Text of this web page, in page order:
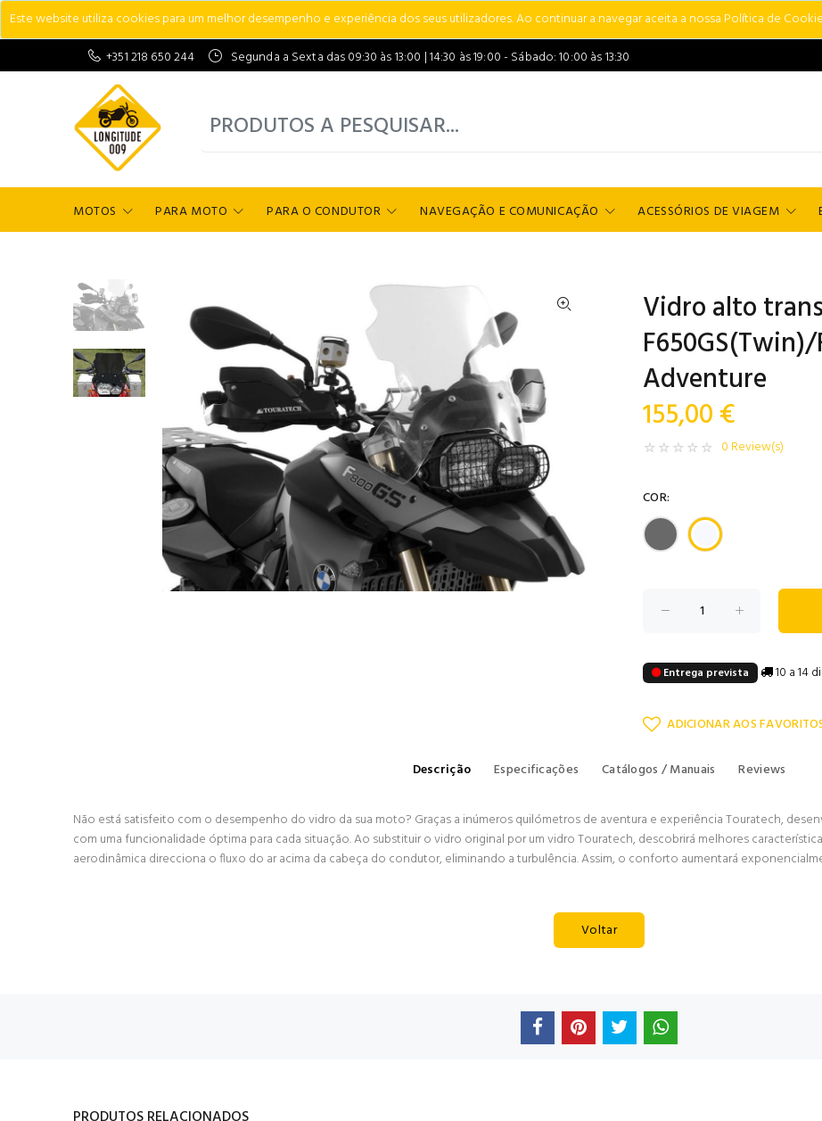
Este website utiliza cookies para um melhor desempenho e experiência dos seus utilizadores. Ao continuar a navegar aceita a nossa Política de
+351 218 650 244
Segunda a Sexta das 09:30 às 13:00 | 14:30 às 19:00 - Sábado: 10:00 às 13:30
MOTOS PARA MOTO PARA O CONDUTOR NAVEGAÇÃO E COMUNICAÇÃO ACESSÓRIOS DE VIAGEM
Vidro alto
Adventure
155,00 €
0 Review(s)
COR:
Entrega prevista 10 a 14
ADICIONAR AOS
Descrição Especificações Catálogos / Manuais Reviews
Não está satisfeito com o desempenho do vidro da sua moto? Graças a inúmeros quilómetros de aventura e experiência Touratech,
com uma funcionalidade óptima para cada situação. Ao substituir o vidro original por um vidro Touratech, descobrirá melhores
aerodinâmica direcciona o fluxo do ar acima da cabeça do condutor, eliminando a turbulência. Assim, o conforto aumentará
Voltar